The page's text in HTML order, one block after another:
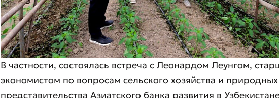
В частности, состоялась встреча с Леонардом Леунгом,
экономистом по вопросам сельского хозяйства и
представительства Азиатского банка развития в